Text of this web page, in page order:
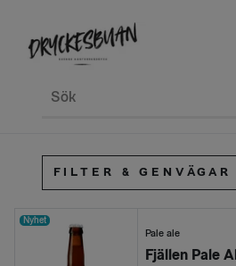
Sök
FILTER & GENVÄGAR
Nyhet
Pale ale
Fjällen Pale